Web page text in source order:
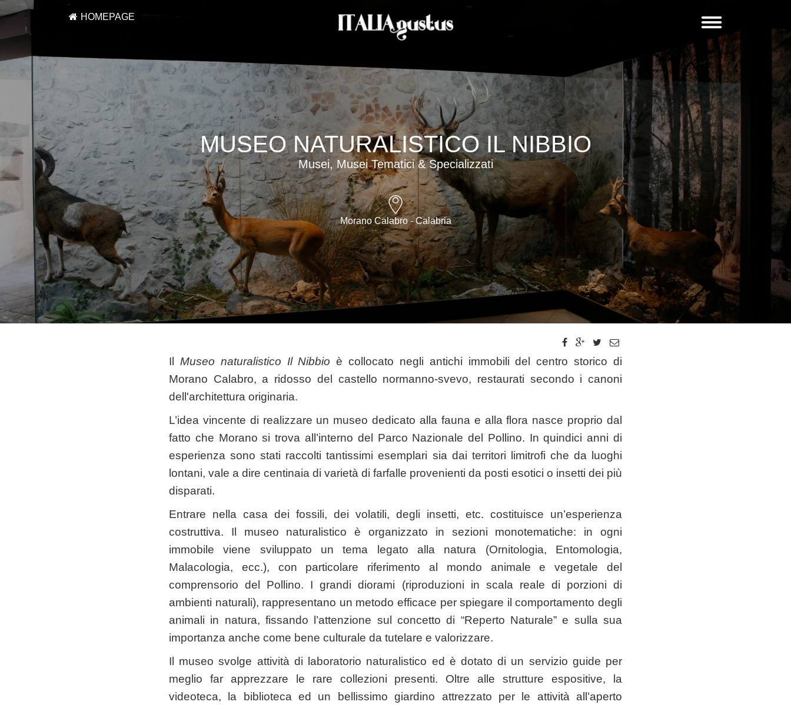
HOMEPAGE
MUSEO NATURALISTICO IL NIBBIO
Musei, Musei Tematici & Specializzati
Morano Calabro - Calabria
Il Museo naturalistico Il Nibbio è collocato negli antichi immobili del centro storico di
Morano Calabro, a ridosso del castello normanno-svevo, restaurati secondo i canoni
dell'architettura originaria.
L’idea vincente di realizzare un museo dedicato alla fauna e alla flora nasce proprio dal
fatto che Morano si trova all’interno del Parco Nazionale del Pollino. In quindici anni di
esperienza sono stati raccolti tantissimi esemplari sia dai territori limitrofi che da luoghi
lontani, vale a dire centinaia di varietà di farfalle provenienti da posti esotici o insetti dei più
disparati.
Entrare nella casa dei fossili, dei volatili, degli insetti, etc. costituisce un’esperienza
costruttiva. Il museo naturalistico è organizzato in sezioni monotematiche: in ogni
immobile viene sviluppato un tema legato alla natura (Ornitologia, Entomologia,
Malacologia, ecc.), con particolare riferimento al mondo animale e vegetale del
comprensorio del Pollino. I grandi diorami (riproduzioni in scala reale di porzioni di
ambienti naturali), rappresentano un metodo efficace per spiegare il comportamento degli
animali in natura, fissando l’attenzione sul concetto di “Reperto Naturale” e sulla sua
importanza anche come bene culturale da tutelare e valorizzare.
Il museo svolge attività di laboratorio naturalistico ed è dotato di un servizio guide per
meglio far apprezzare le rare collezioni presenti. Oltre alle strutture espositive, la
videoteca, la biblioteca ed un bellissimo giardino attrezzato per le attività all’aperto